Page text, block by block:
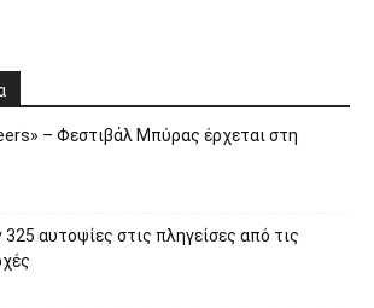
– Φεστιβάλ Μπύρας έρχεται στη
αυτοψίες στις πληγείσες από τις